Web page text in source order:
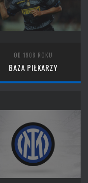
OD 1908 ROKU
BAZA PIŁKARZY